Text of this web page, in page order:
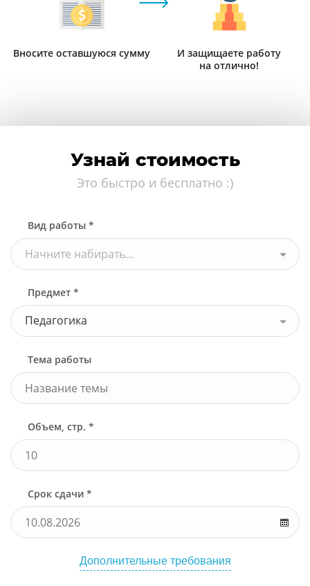
Вносите оставшуюся сумму
И защищаете работу
на отлично!
Узнай стоимость
Это быстро и бесплатно :)
Вид работы *
Начните набирать...
Предмет *
Педагогика
Тема работы
Объем, стр. *
Срок сдачи *
Дополнительные требования